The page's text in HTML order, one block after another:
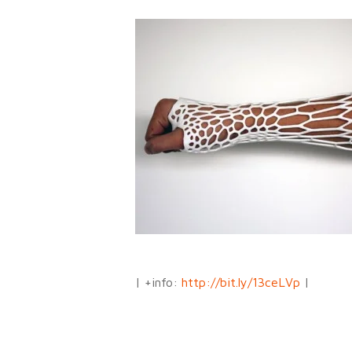
| +info: http://bit.ly/13ceLVp |